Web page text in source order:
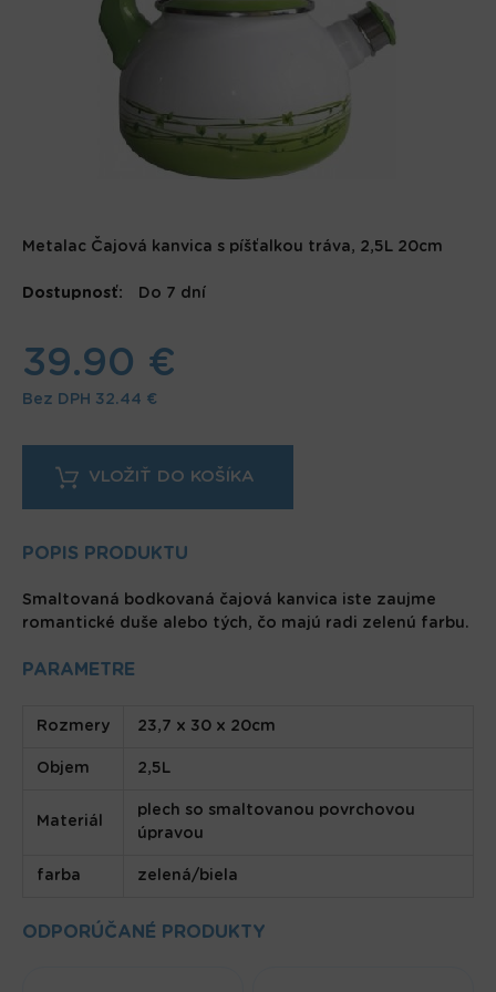
Metalac Čajová kanvica s píšťalkou tráva, 2,5L 20cm
Dostupnosť: Do 7 dní
39.90 €
Bez DPH 32.44 €
POPIS PRODUKTU
Smaltovaná bodkovaná čajová kanvica iste zaujme
romantické duše alebo tých, čo majú radi zelenú farbu.
PARAMETRE
Rozmery 23,7 x 30 x 20cm
Objem 2,5L
Materiál
plech so smaltovanou povrchovou
úpravou
farba zelená/biela
ODPORÚČANÉ PRODUKTY